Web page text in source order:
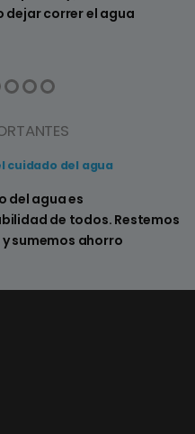
dejar correr el agua
cuidado del agua
del agua es
de todos. Restemos
sumemos ahorro